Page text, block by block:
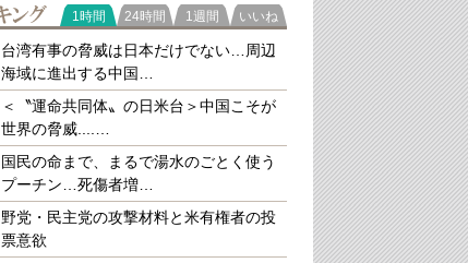
ラ
1時間 24時間 1週間 いいね
台湾有事の脅威は日本だけでない…周辺
海域に進出する中国…
＜〝運命共同体〟の日米台＞中国こそが
世界の脅威....…
国民の命まで、まるで湯水のごとく使う
プーチン…死傷者増…
野党・民主党の攻撃材料と米有権者の投
票意欲